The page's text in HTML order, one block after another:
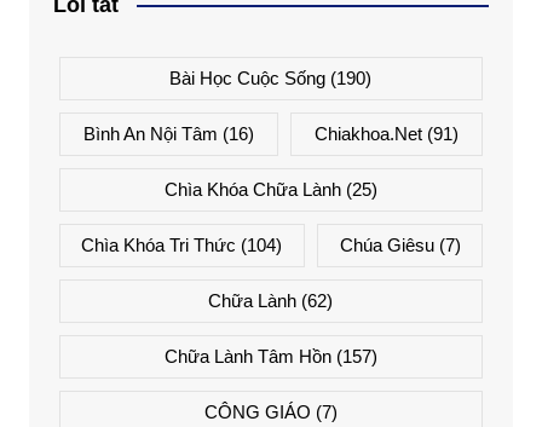
Bài Học Cuộc Sống (190)
Bình An Nội Tâm (16) Chiakhoa.net (91)
Chìa Khóa Chữa Lành(25)
Chìa Khóa Tri Thức (104) Chúa Giêsu(7)
Chữa Lành (62)
Chữa Lành Tâm Hồn(157)
CÔNG GIÁO (7)